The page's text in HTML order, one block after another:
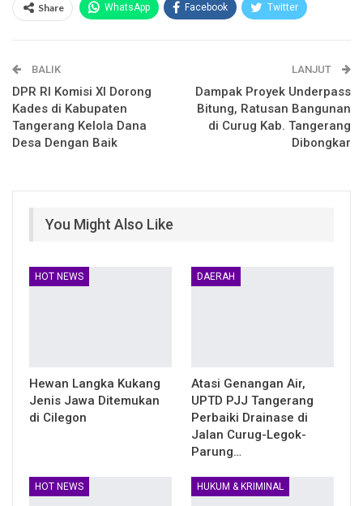
Share WhatsApp Facebook Twitter
Telegram
BALIK
DPR RI Komisi XI Dorong
Kades di Kabupaten
Tangerang Kelola Dana
Desa Dengan Baik
LANJUT
Dampak Proyek Underpass
Bitung, Ratusan Bangunan
di Curug Kab. Tangerang
Dibongkar
You Might Also Like
HOT NEWS
Hewan Langka Kukang
Jenis Jawa Ditemukan
di Cilegon
DAERAH
Atasi Genangan Air,
UPTD PJJ Tangerang
Perbaiki Drainase di
Jalan Curug-Legok-
Parung…
HOT NEWS HUKUM & KRIMINAL